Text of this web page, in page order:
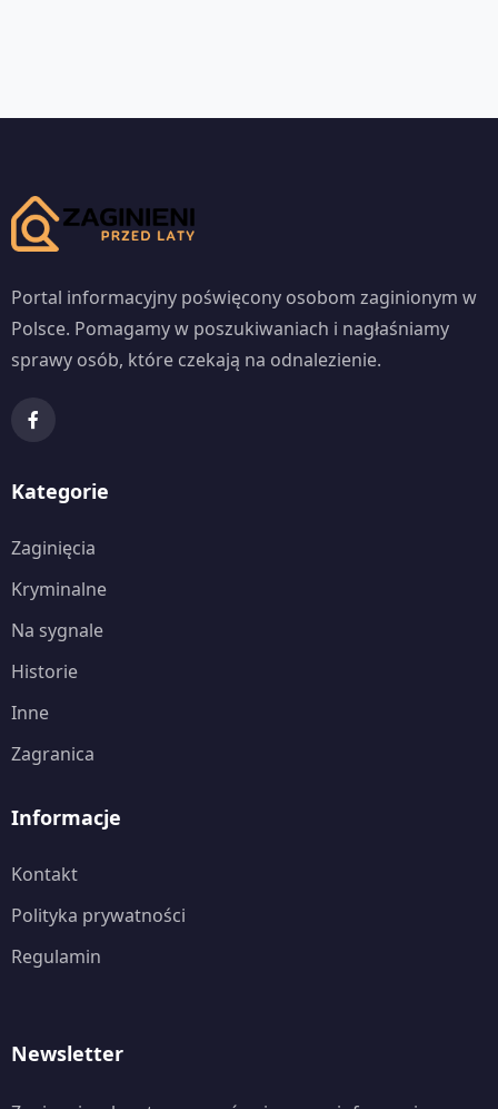
Portal informacyjny poświęcony osobom zaginionym w
Polsce. Pomagamy w poszukiwaniach i nagłaśniamy
sprawy osób, które czekają na odnalezienie.
Kategorie
Zaginięcia
Kryminalne
Na sygnale
Historie
Inne
Zagranica
Informacje
Kontakt
Polityka prywatności
Regulamin
Newsletter